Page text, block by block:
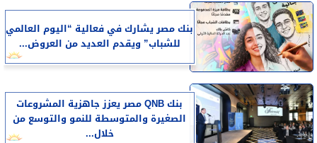
بنك مصر يشارك في فعالية “اليوم العالمي
للشباب” ويقدم العديد من العروض...
بنك QNB مصر يعزز جاهزية المشروعات
الصغيرة والمتوسطة للنمو والتوسع من
خلال...